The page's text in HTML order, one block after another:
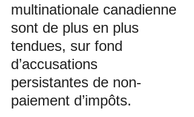
multinationale canadienne
sont de plus en plus
tendues, sur fond
d’accusations
persistantes de non-
paiement d’impôts.